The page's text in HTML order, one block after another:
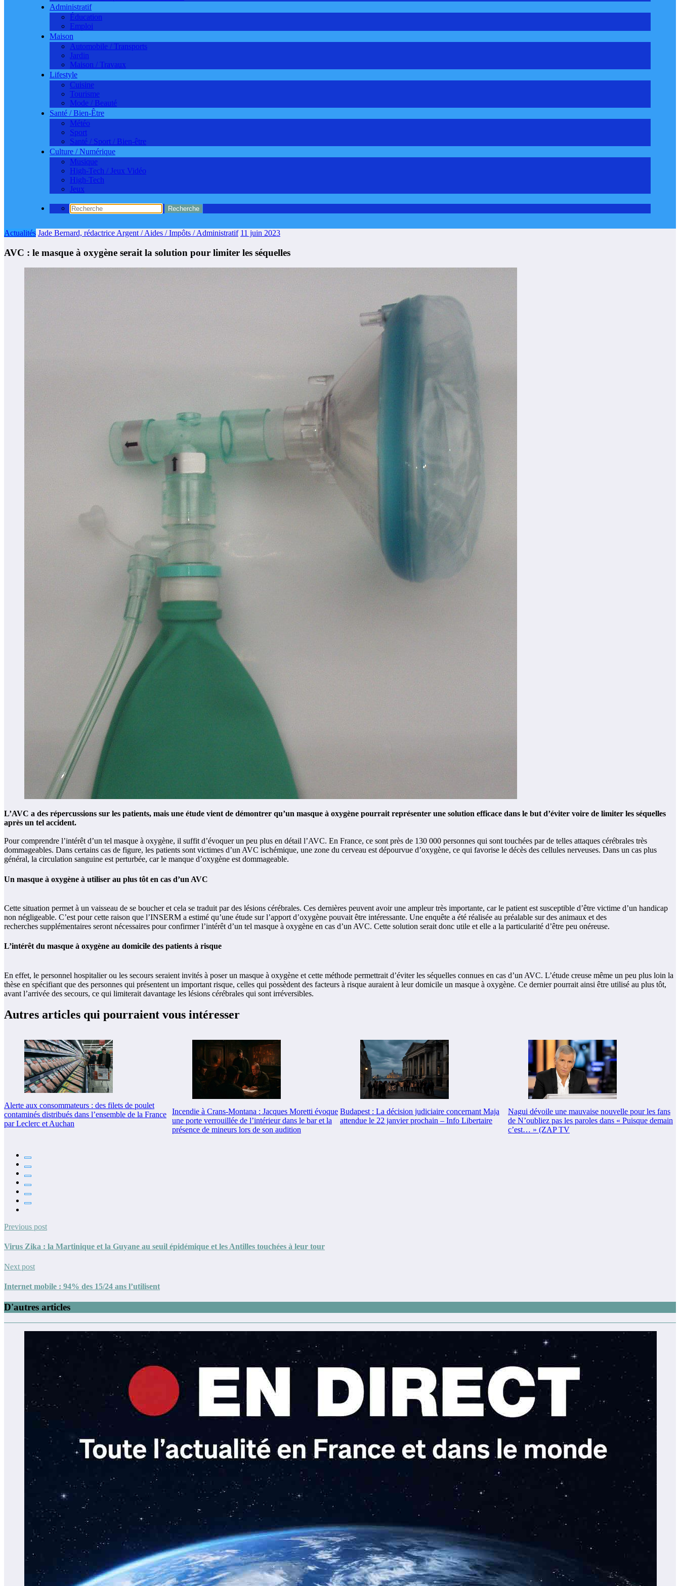
Administratif
Éducation
Emploi
Maison
Automobile / Transports
Jardin
Maison / Travaux
Lifestyle
Cuisine
Tourisme
Mode / Beauté
Santé / Bien-Être
Météo
Sport
Santé / Sport / Bien-être
Culture / Numérique
Musique
High-Tech / Jeux Vidéo
High-Tech
Jeux
Actualités Jade Bernard, rédactrice Argent / Aides / Impôts / Administratif 11 juin 2023
AVC : le masque à oxygène serait la solution pour limiter les séquelles
L’AVC a des répercussions sur les patients, mais une étude vient de démontrer qu’un masque à oxygène pourrait représenter une solution efficace dans le but d’éviter voire de limiter les séquelles
après un tel accident.
Pour comprendre l’intérêt d’un tel masque à oxygène, il suffit d’évoquer un peu plus en détail l’AVC. En France, ce sont près de 130 000 personnes qui sont touchées par de telles attaques cérébrales très
dommageables. Dans certains cas de figure, les patients sont victimes d’un AVC ischémique, une zone du cerveau est dépourvue d’oxygène, ce qui favorise le décès des cellules nerveuses. Dans un cas plus
général, la circulation sanguine est perturbée, car le manque d’oxygène est dommageable.
Un masque à oxygène à utiliser au plus tôt en cas d’un AVC
Cette situation permet à un vaisseau de se boucher et cela se traduit par des lésions cérébrales. Ces dernières peuvent avoir une ampleur très importante, car le patient est susceptible d’être victime d’un handicap
non négligeable. C’est pour cette raison que l’INSERM a estimé qu’une étude sur l’apport d’oxygène pouvait être intéressante. Une enquête a été réalisée au préalable sur des animaux et des
recherches supplémentaires seront nécessaires pour confirmer l’intérêt d’un tel masque à oxygène en cas d’un AVC. Cette solution serait donc utile et elle a la particularité d’être peu onéreuse.
L’intérêt du masque à oxygène au domicile des patients à risque
En effet, le personnel hospitalier ou les secours seraient invités à poser un masque à oxygène et cette méthode permettrait d’éviter les séquelles connues en cas d’un AVC. L’étude creuse même un peu plus loin la
thèse en spécifiant que des personnes qui présentent un important risque, celles qui possèdent des facteurs à risque auraient à leur domicile un masque à oxygène. Ce dernier pourrait ainsi être utilisé au plus tôt,
avant l’arrivée des secours, ce qui limiterait davantage les lésions cérébrales qui sont irréversibles.
Autres articles qui pourraient vous intéresser
Alerte aux consommateurs : des filets de poulet
contaminés distribués dans l’ensemble de la France
par Leclerc et Auchan
Incendie à Crans-Montana : Jacques Moretti évoque
une porte verrouillée de l’intérieur dans le bar et la
présence de mineurs lors de son audition
Budapest : La décision judiciaire concernant Maja
attendue le 22 janvier prochain – Info Libertaire
Nagui dévoile une mauvaise nouvelle pour les fans
de N’oubliez pas les paroles dans « Puisque demain
c’est… » (ZAP TV
Previous post
Virus Zika : la Martinique et la Guyane au seuil épidémique et les Antilles touchées à leur tour
Next post
Internet mobile : 94% des 15/24 ans l’utilisent
D'autres articles